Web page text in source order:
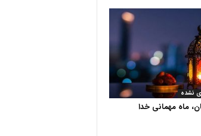
نشده
ماه مهمانی خدا